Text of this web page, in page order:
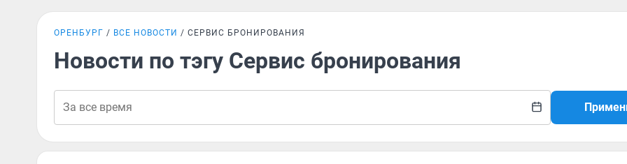
ОРЕНБУРГ ВСЕ НОВОСТИ СЕРВИС БРОНИРОВАНИЯ
Новости по тэгу Сервис бронирования